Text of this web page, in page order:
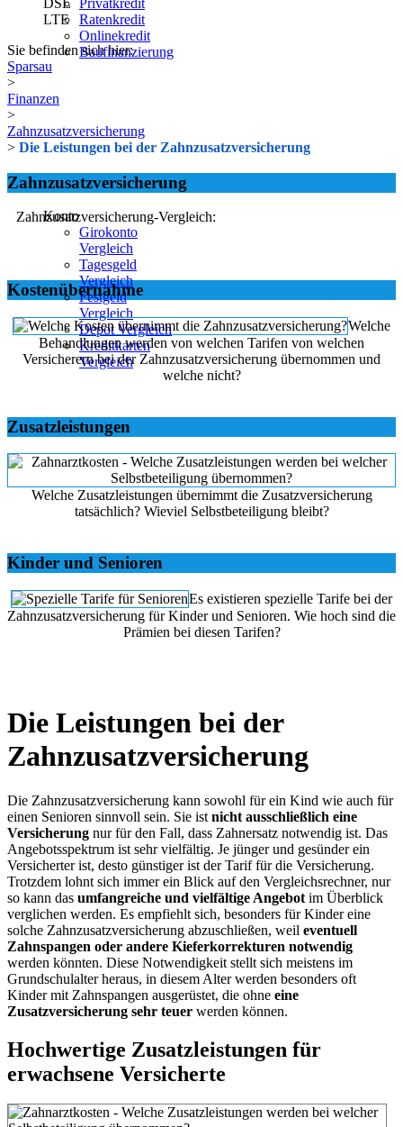
Privatkredit
Ratenkredit
Onlinekredit
Baufinanzierung
Konto
Girokonto
Vergleich
Tagesgeld
Vergleich
Festgeld
Vergleich
Depot Vergleich
Kreditkarten
Vergleich
DSL
LTE
Sie befinden sich hier:
Sparsau
>
Finanzen
>
Zahnzusatzversicherung
> Die Leistungen bei der Zahnzusatzversicherung
Zahnzusatzversicherung
Zahnzusatzversicherung-Vergleich:
Kostenübernahme
Welche
Behandlungen werden von welchen Tarifen von welchen
Versicherern bei der Zahnzusatzversicherung übernommen und
welche nicht?
Zusatzleistungen
Welche Zusatzleistungen übernimmt die Zusatzversicherung
tatsächlich? Wieviel Selbstbeteiligung bleibt?
Kinder und Senioren
Es existieren spezielle Tarife bei der
Zahnzusatzversicherung für Kinder und Senioren. Wie hoch sind die
Prämien bei diesen Tarifen?
Die Leistungen bei der
Zahnzusatzversicherung
Die Zahnzusatzversicherung kann sowohl für ein Kind wie auch für
einen Senioren sinnvoll sein. Sie ist nicht ausschließlich eine
Versicherung nur für den Fall, dass Zahnersatz notwendig ist. Das
Angebotsspektrum ist sehr vielfältig. Je jünger und gesünder ein
Versicherter ist, desto günstiger ist der Tarif für die Versicherung.
Trotzdem lohnt sich immer ein Blick auf den Vergleichsrechner, nur
so kann das umfangreiche und vielfältige Angebot im Überblick
verglichen werden. Es empfiehlt sich, besonders für Kinder eine
solche Zahnzusatzversicherung abzuschließen, weil eventuell
Zahnspangen oder andere Kieferkorrekturen notwendig
werden könnten. Diese Notwendigkeit stellt sich meistens im
Grundschulalter heraus, in diesem Alter werden besonders oft
Kinder mit Zahnspangen ausgerüstet, die ohne eine
Zusatzversicherung sehr teuer werden können.
Hochwertige Zusatzleistungen für
erwachsene Versicherte